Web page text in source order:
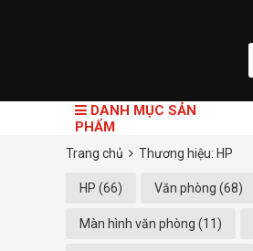
DANH MỤC SẢN
PHẨM
Trang chủ Thương hiệu: HP
HP (66) Văn phòng (68)
Màn hình văn phòng (11)